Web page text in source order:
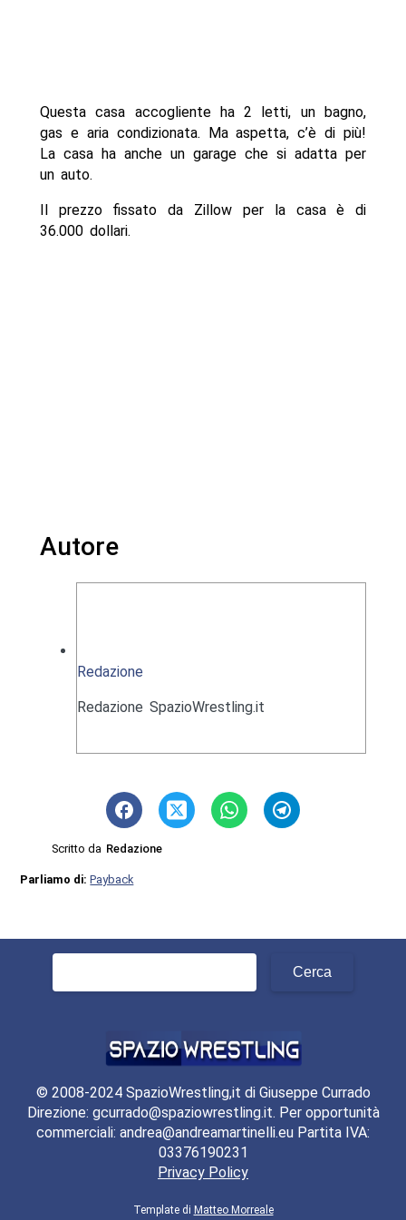
Questa casa accogliente ha 2 letti, un bagno,
gas e aria condizionata. Ma aspetta, c’è di più!
La casa ha anche un garage che si adatta per
un auto.
Il prezzo fissato da Zillow per la casa è di
36.000 dollari.
Autore
Redazione
Redazione SpazioWrestling.it
Scritto da Redazione
Parliamo di:Payback
© 2008-2024 SpazioWrestling,it di Giuseppe Currado
Direzione: gcurrado@spaziowrestling.it. Per opportunità
commerciali: andrea@andreamartinelli.eu Partita IVA:
03376190231
Privacy Policy
Template di Matteo Morreale